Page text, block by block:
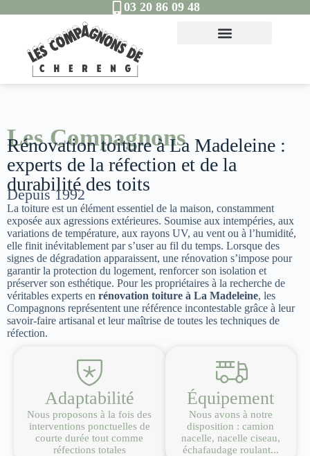
03 20 86 09 48
Les Compagnons
Rénovation toiture à La Madeleine :
experts de la réfection et de la
durabilité des toits
Depuis 1992
La toiture est un élément essentiel de la maison, constamment
exposée aux agressions extérieures. Soumise aux intempéries, aux
variations de température, aux rayons UV, au vent ou à l’humidité,
elle finit inévitablement par s’user au fil du temps. Lorsque des
signes de dégradation apparaissent, une rénovation s’impose pour
garantir la protection du logement, renforcer son isolation et
préserver son esthétique. Pour les propriétaires à la recherche de
véritables experts en rénovation toiture à La Madeleine, les
Compagnons représentent une référence incontestable grâce à leur
savoir-faire artisanal et leur maîtrise de toutes les techniques de
réfection.
Adaptabilité
Nous proposons à la fois des
interventions ponctuelles de
courte durée tout comme
réfections totales
Équipement
Nous avons à notre
disposition : camion
nacelle, nacelle ciseau,
échafaudage roulant...